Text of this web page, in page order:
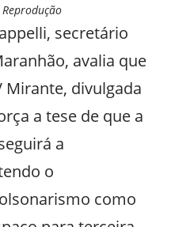
secretário
avalia que
Mirante, divulgada
a tese de que a
a
o
como